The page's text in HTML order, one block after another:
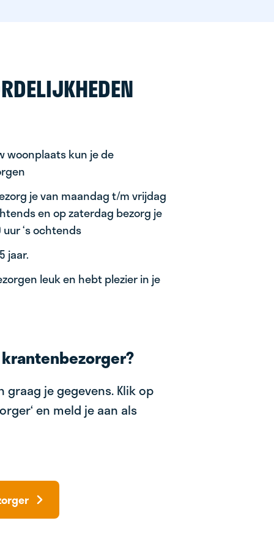
woonplaats kun je de
je van maandag t/m vrijdag
en op zaterdag bezorg je
‘s ochtends
jaar.
leuk en hebt plezier in je
graag je gegevens. Klik op
en meld je aan als